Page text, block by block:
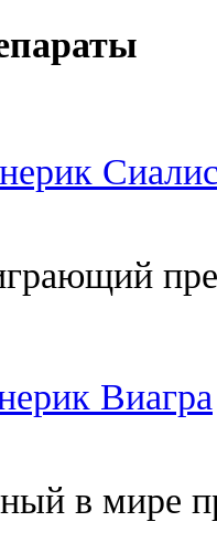
Виагра
в мире